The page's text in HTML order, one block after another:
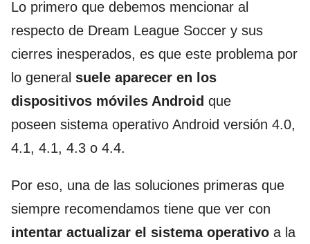
Lo primero que debemos mencionar al
respecto de Dream League Soccer y sus
cierres inesperados, es que este problema por
lo general suele aparecer en los
dispositivos móviles Android que
poseen sistema operativo Android versión 4.0,
4.1, 4.1, 4.3 o 4.4.
Por eso, una de las soluciones primeras que
siempre recomendamos tiene que ver con
intentar actualizar el sistema operativo a la